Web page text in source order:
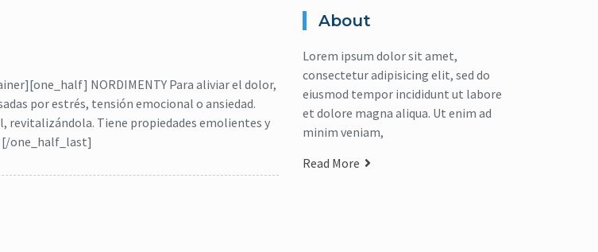
NORDIMENTY Para aliviar el dolor,
por estrés, tensión emocional o ansiedad.
revitalizándola. Tiene propiedades emolientes y
[/one_half_last]
About
Lorem ipsum dolor sit amet,
consectetur adipisicing elit, sed do
eiusmod tempor incididunt ut labore
et dolore magna aliqua. Ut enim ad
minim veniam,
Read More